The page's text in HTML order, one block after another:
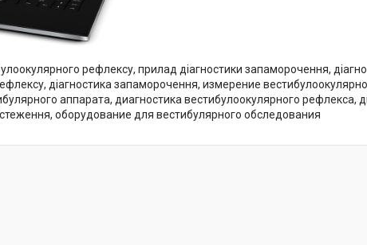
рефлексу, прилад діагностики запаморочення,
діагностика запаморочення, измерение
аппарата, диагностика вестибулоокулярного рефлекса,
оборудование для вестибулярного обследования